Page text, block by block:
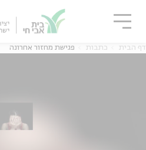
דף הבית כתבות פגישת מחזור אחרונה
סגור